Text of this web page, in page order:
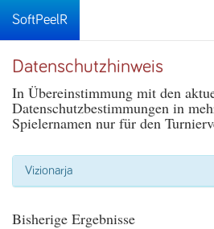
SoftPeelR
Datenschutzhinweis
In Übereinstimmung mit den
Datenschutzbestimmungen in
Spielernamen nur für den
Vizionarja
Bisherige Ergebnisse